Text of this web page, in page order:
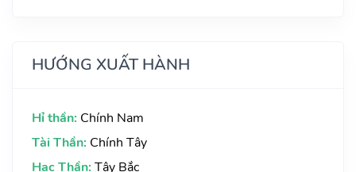
HƯỚNG XUẤT HÀNH
Hỉ thần: Chính Nam
Tài Thần: Chính Tây
Hạc Thần: Tây Bắc